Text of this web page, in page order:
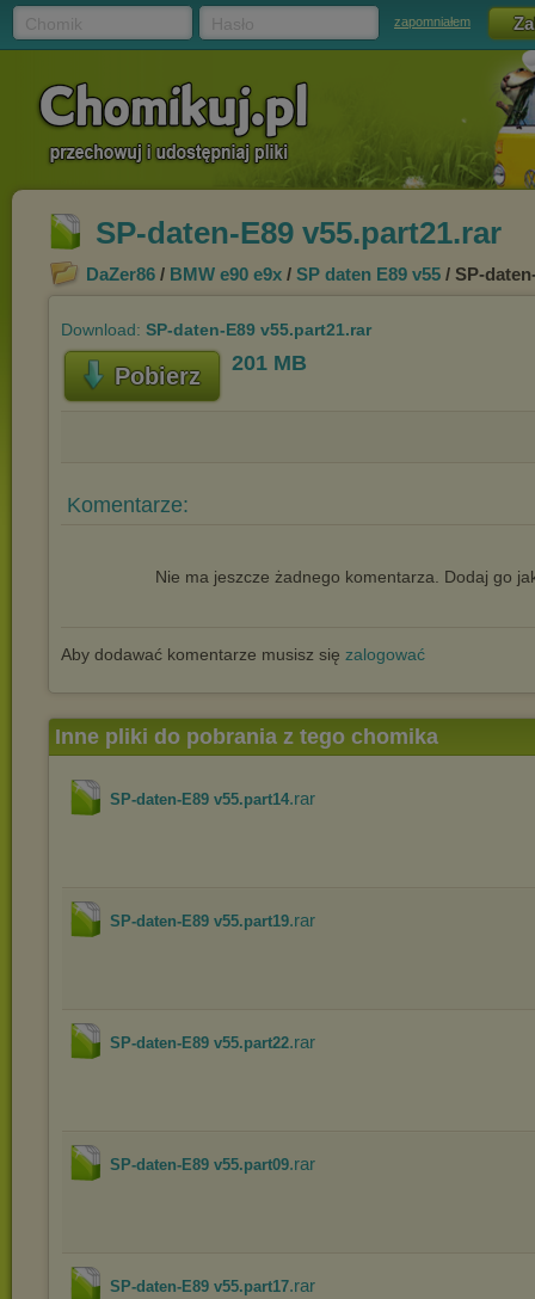
zapomniałem
SP-daten-E89 v55.part21.rar
DaZer86 / BMW e90 e9x / SP daten E89 v55 / SP-
Download: SP-daten-E89 v55.part21.rar
Pobierz 201 MB
Komentarze:
Nie ma jeszcze żadnego komentarza. Dodaj go
Aby dodawać komentarze musisz się zalogować
Inne pliki do pobrania z tego chomika
SP-daten-E89 v55.part14.rar
SP-daten-E89 v55.part19.rar
SP-daten-E89 v55.part22.rar
SP-daten-E89 v55.part09.rar
SP-daten-E89 v55.part17.rar